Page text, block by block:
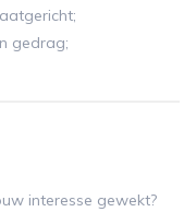
gedrag;
interesse gewekt?